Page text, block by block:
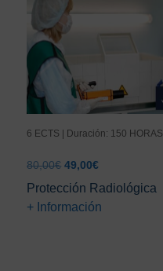
6 ECTS | Duración: 150 HORAS
80,00€ El
precio
original
era:
49,00€El
actual
es:
Protección Radiológica
+ Información